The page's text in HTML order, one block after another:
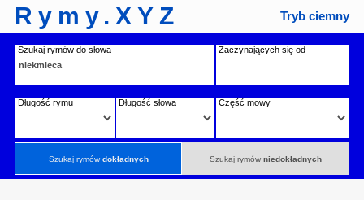
Rymy.XYZ Tryb ciemny
Szukaj rymów do słowa Zaczynających się od
Długość rymu Długość słowa Część mowy
Szukaj rymówdokładnych Szukaj rymów niedokładnych